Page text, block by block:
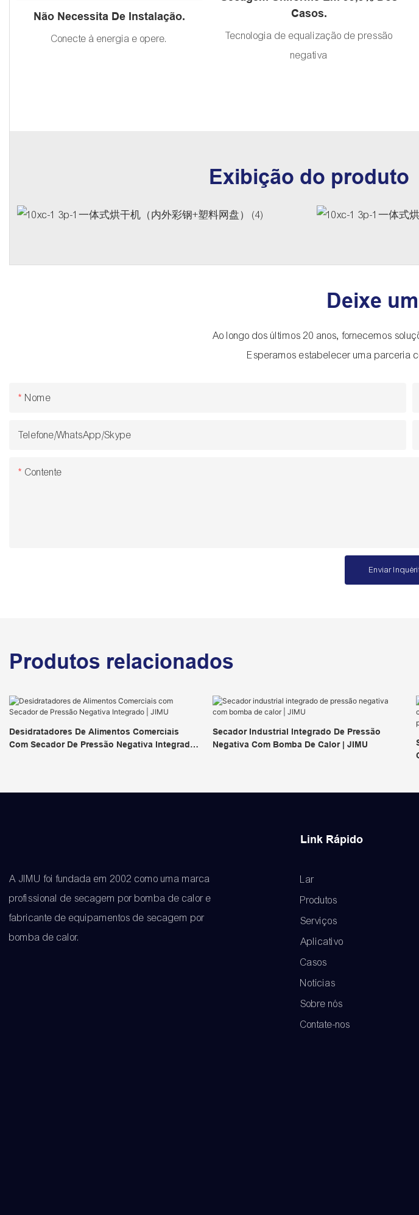
Não Necessita De Instalação.
Conecte à energia e opere.
Casos.
Tecnologia de equalização de pressão
negativa
Exibição do produto
Deixe
Ao longo dos últimos 20 anos, fornecemos
Esperamos estabelecer uma parceria
Nome
Telefone/WhatsApp/Skype
Contente
Enviar
Produtos relacionados
Desidratadores De Alimentos Comerciais
Com Secador De Pressão Negativa Integrado
Secador Industrial Integrado De Pressão
Negativa Com Bomba De Calor | JIMU
A JIMU foi fundada em 2002 como uma marca
profissional de secagem por bomba de calor e
fabricante de equipamentos de secagem por
bomba de calor.
Link Rápido
Lar
Produtos
Serviços
Aplicativo
Casos
Notícias
Sobre nós
Contate-nos